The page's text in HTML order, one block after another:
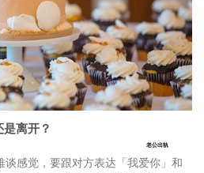
离开？
老公出轨
感觉，要跟对方表达「我爱你」和